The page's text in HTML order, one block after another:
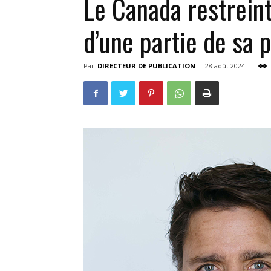
Le Canada
d’une partie de sa
Par DIRECTEUR DE PUBLICATION - 28 août 2024